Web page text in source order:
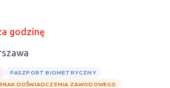
godzinę
PASZPORT BIOMETRYCZNY
DOŚWIADCZENIA ZAWODOWEGO